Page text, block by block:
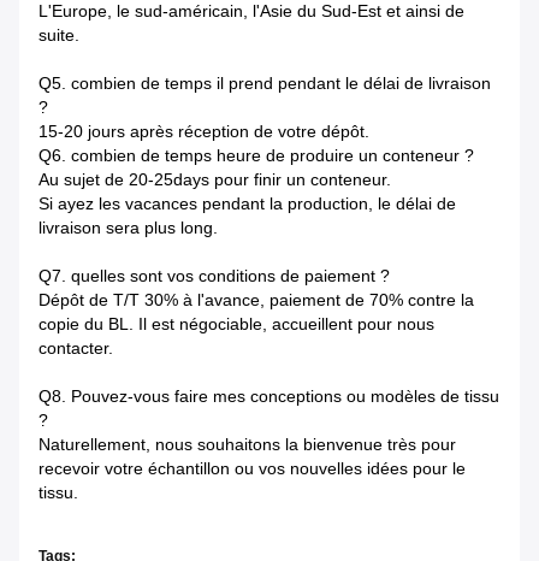
L'Europe, le sud-américain, l'Asie du Sud-Est et ainsi de
suite.
Q5. combien de temps il prend pendant le délai de livraison
?
15-20 jours après réception de votre dépôt.
Q6. combien de temps heure de produire un conteneur ?
Au sujet de 20-25days pour finir un conteneur.
Si ayez les vacances pendant la production, le délai de
livraison sera plus long.
Q7. quelles sont vos conditions de paiement ?
Dépôt de T/T 30% à l'avance, paiement de 70% contre la
copie du BL. Il est négociable, accueillent pour nous
contacter.
Q8. Pouvez-vous faire mes conceptions ou modèles de tissu
?
Naturellement, nous souhaitons la bienvenue très pour
recevoir votre échantillon ou vos nouvelles idées pour le
tissu.
Tags: